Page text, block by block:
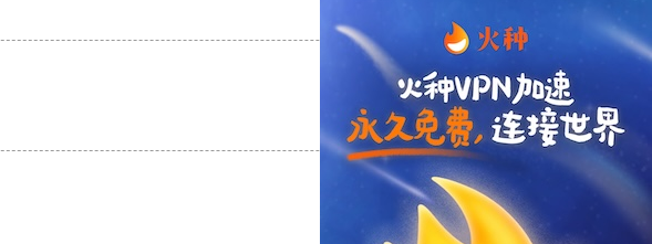
支持 [0] 反对[0]
支持[0] 反对